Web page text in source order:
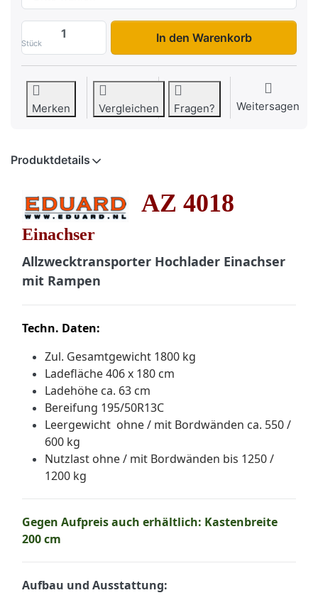
Stück
AZ 4018 Einachser mit Rampen zu
In den Warenkorb
Merken Vergleichen Fragen? Weitersagen
Produktdetails
AZ 4018
Einachser
Allzwecktransporter Hochlader Einachser
mit Rampen
Techn. Daten:
Zul. Gesamtgewicht 1800 kg
Ladefläche 406 x 180 cm
Ladehöhe ca. 63 cm
Bereifung 195/50R13C
Leergewicht ohne / mit Bordwänden ca. 550 /
600 kg
Nutzlast ohne / mit Bordwänden bis 1250 /
1200 kg
Gegen Aufpreis auch erhältlich: Kastenbreite
200 cm
Aufbau und Ausstattung: